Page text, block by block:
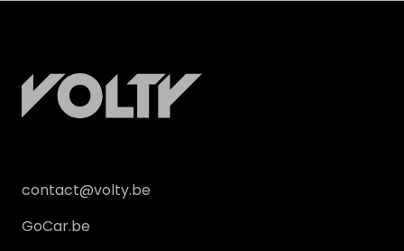
contact@volty.be
GoCar.be